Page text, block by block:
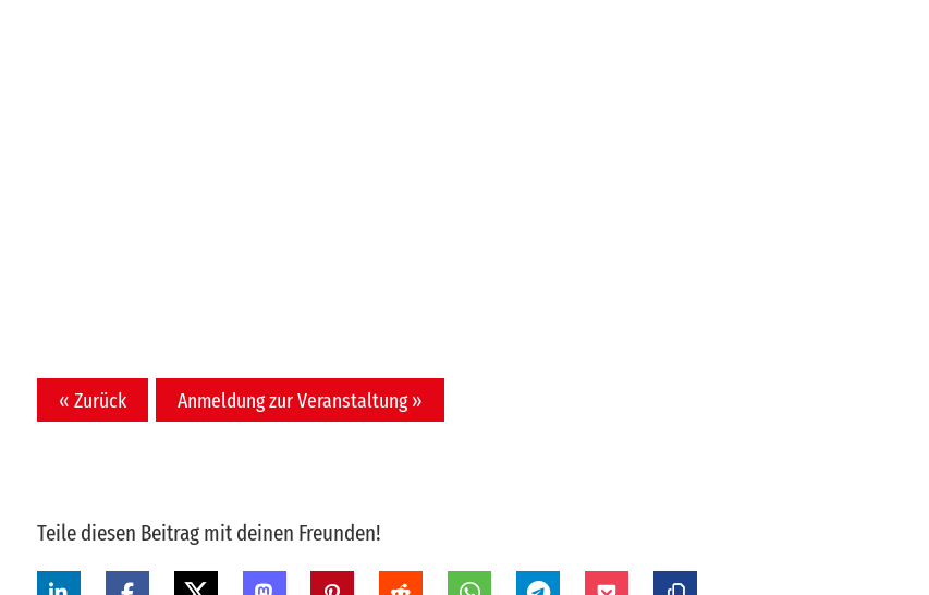
« Zurück Anmeldung zur Veranstaltung »
Teile diesen Beitrag mit deinen Freunden!